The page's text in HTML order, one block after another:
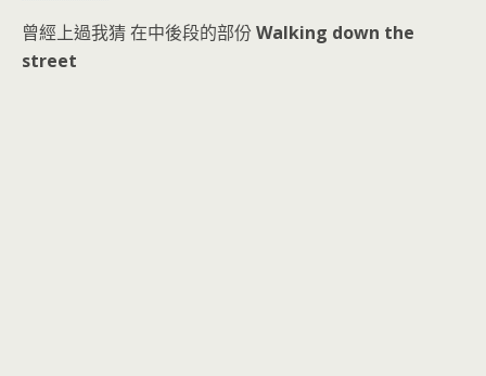
曾經上過我猜 在中後段的部份 Walking down the
street